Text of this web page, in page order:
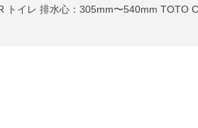
トイレ 排水心：305mm〜540mm TOTO